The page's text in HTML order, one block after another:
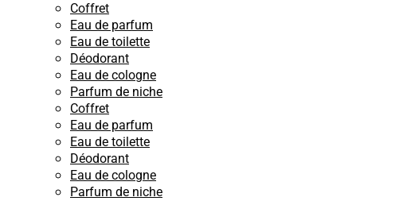
Coffret
Eau de parfum
Eau de toilette
Déodorant
Eau de cologne
Parfum de niche
Coffret
Eau de parfum
Eau de toilette
Déodorant
Eau de cologne
Parfum de niche